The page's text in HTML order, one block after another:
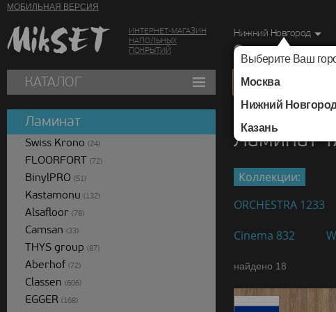
МОБИЛЬНАЯ ВЕРСИЯ
ИНТЕРНЕТ-МАГАЗИН
НАПОЛЬНЫХ
ПОКРЫТИЙ
Нижний Новгород
Выберите Ваш
Москва
Нижний
Казань
г. Нижний
КАТАЛОГ
Ламинат
Коллекции:
ORCHESTRA 1233
Cinema 832
найдено 18
Ламинат
Swiss Krono (24)
FLOORFORT (72)
BinylPRO (51)
Kastamonu (132)
Alsafloor (78)
Camsan (33)
THYS group (87)
Aberhof (72)
Classen (606)
EGGER (168)